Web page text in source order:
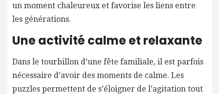
un moment chaleureux et favorise les liens entre
les générations.
Une activité calme et relaxante
Dans le tourbillon d’une fête familiale, il est parfois
nécessaire d’avoir des moments de calme. Les
puzzles permettent de s’éloigner de l’agitation tout